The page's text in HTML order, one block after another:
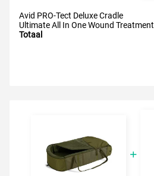
Avid PRO-Tect Deluxe Cradle
Ultimate All In One Wound Treatment
Totaal